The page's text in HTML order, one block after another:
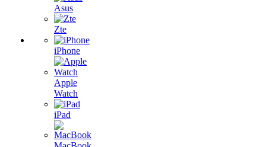
Asus
Zte
iPhone
Apple
Watch
iPad